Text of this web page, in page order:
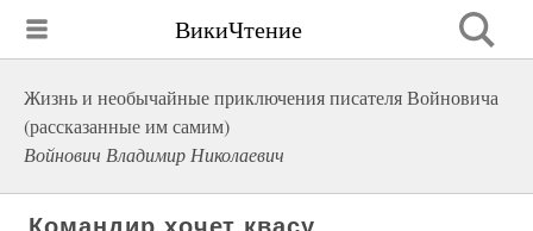
ВикиЧтение
Жизнь и необычайные приключения писателя Войновича
(рассказанные им самим)
Войнович Владимир Николаевич